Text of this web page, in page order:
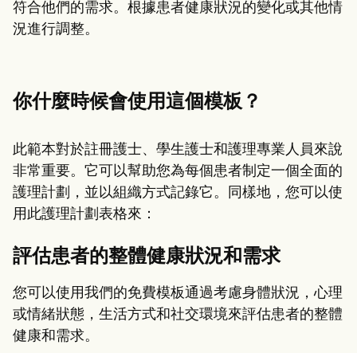
符合他們的需求。根據患者健康狀況的變化或其他情
況進行調整。
你什麼時候會使用這個模板？
此範本對於註冊護士、學生護士和護理專業人員來說
非常重要。它可以幫助您為每個患者制定一個全面的
護理計劃，並以組織方式記錄它。同樣地，您可以使
用此護理計劃表格來：
評估患者的整體健康狀況和需求
您可以使用我們的免費模板通過考慮身體狀況，心理
或情緒狀態，生活方式和社交環境來評估患者的整體
健康和需求。